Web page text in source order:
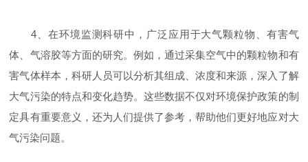
4、在环境监测科研中，广泛应用于大气颗粒物、有害气
体、气溶胶等方面的研究。例如，通过采集空气中的颗粒物和有
害气体样本，科研人员可以分析其组成、浓度和来源，深入了解
大气污染的特点和变化趋势。这些数据不仅对环境保护政策的制
定具有重要意义，还为人们提供了参考，帮助他们更好地应对大
气污染问题。